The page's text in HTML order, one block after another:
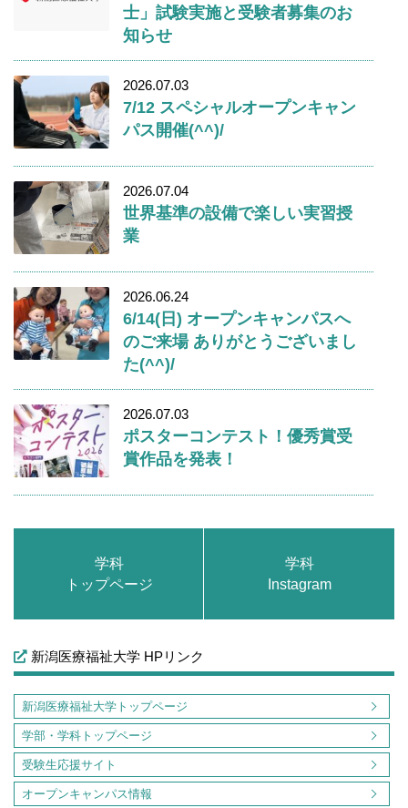
士」試験実施と受験者募集のお
知らせ
2026.07.03
7/12 スペシャルオープンキャン
パス開催(^^)/
2026.07.04
世界基準の設備で楽しい実習授
業
2026.06.24
6/14(日) オープンキャンパスへ
のご来場 ありがとうございまし
た(^^)/
2026.07.03
ポスターコンテスト！優秀賞受
賞作品を発表！
学科
トップページ
学科
Instagram
新潟医療福祉大学 HPリンク
新潟医療福祉大学トップページ
学部・学科トップページ
受験生応援サイト
オープンキャンパス情報